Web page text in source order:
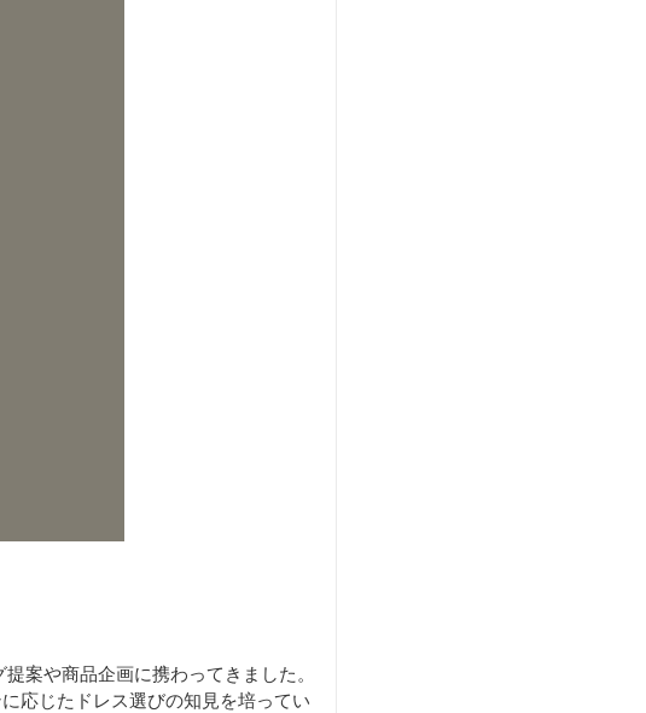
案や商品企画に携わってきました。
応じたドレス選びの知見を培ってい